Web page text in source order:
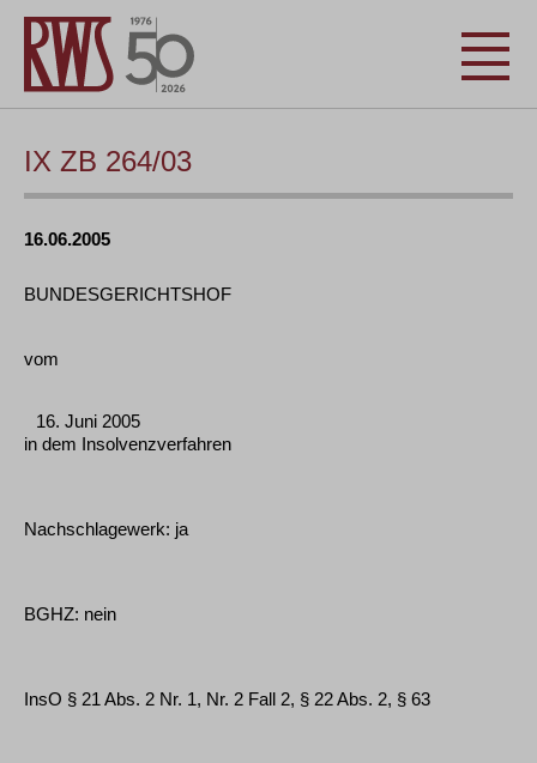
IX ZB 264/03
16.06.2005
BUNDESGERICHTSHOF
vom
16. Juni 2005
in dem Insolvenzverfahren
Nachschlagewerk: ja
BGHZ: nein
InsO § 21 Abs. 2 Nr. 1, Nr. 2 Fall 2, § 22 Abs. 2, § 63